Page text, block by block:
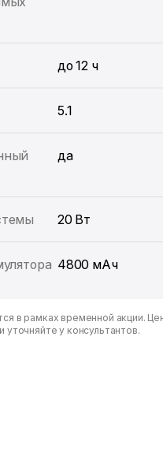
до 12 ч
5.1
да
20 Вт
4800 мАч
в рамках временной акции.
уточняйте у консультантов.